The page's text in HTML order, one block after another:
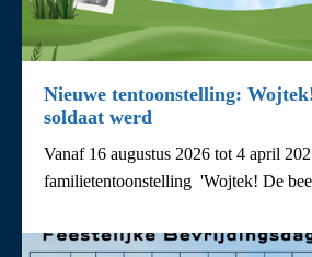
Nieuwe tentoonstelling:
soldaat werd
Vanaf 16 augustus 2026 tot 4 april
familietentoonstelling 'Wojtek! De